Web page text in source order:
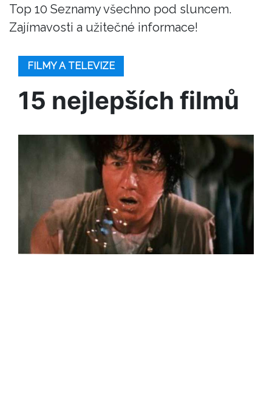
Top 10 Seznamy všechno pod sluncem.
Zajímavosti a užitečné informace!
FILMY A TELEVIZE
15 nejlepších filmů